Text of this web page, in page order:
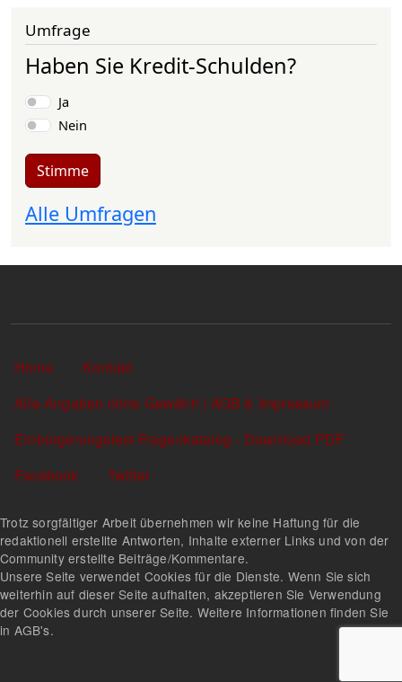
Umfrage
Haben Sie Kredit-Schulden?
Auswahlmöglichkeiten
Ja
Nein
Stimme
Alle Umfragen
Sekundärlinks
Home
Kontakt
Alle Angaben ohne Gewähr! | AGB & Impressum
Einbürgerungstest Fragenkatalog - Download PDF
Facebook
Twitter
Trotz sorgfältiger Arbeit übernehmen wir keine Haftung für die
redaktionell erstellte Antworten, Inhalte externer Links und von der
Community erstellte Beiträge/Kommentare.
Unsere Seite verwendet Cookies für die Dienste. Wenn Sie sich
weiterhin auf dieser Seite aufhalten, akzeptieren Sie Verwendung
der Cookies durch unserer Seite. Weitere Informationen finden Sie
in AGB's.